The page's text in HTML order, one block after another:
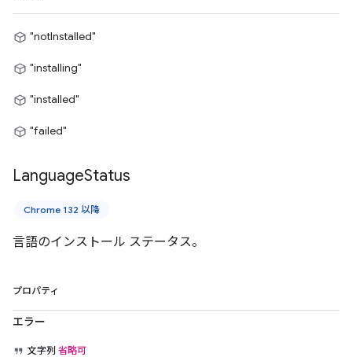
"notInstalled"
"installing"
"installed"
"failed"
LanguageStatus
Chrome 132 以降
言語のインストール ステータス。
プロパティ
エラー
文字列 省略可